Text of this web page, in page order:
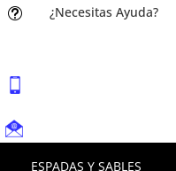
t ¿Necesitas Ayuda?
ESPADAS Y SABLES